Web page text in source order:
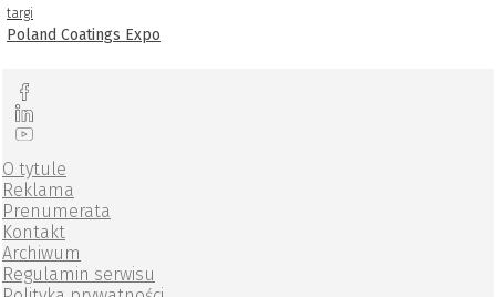
targi
Poland Coatings Expo
O tytule
Reklama
Prenumerata
Kontakt
Archiwum
Regulamin serwisu